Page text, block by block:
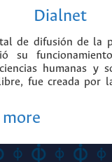
Dialnet
de difusión de la
su
humanas y
fue creada por
more